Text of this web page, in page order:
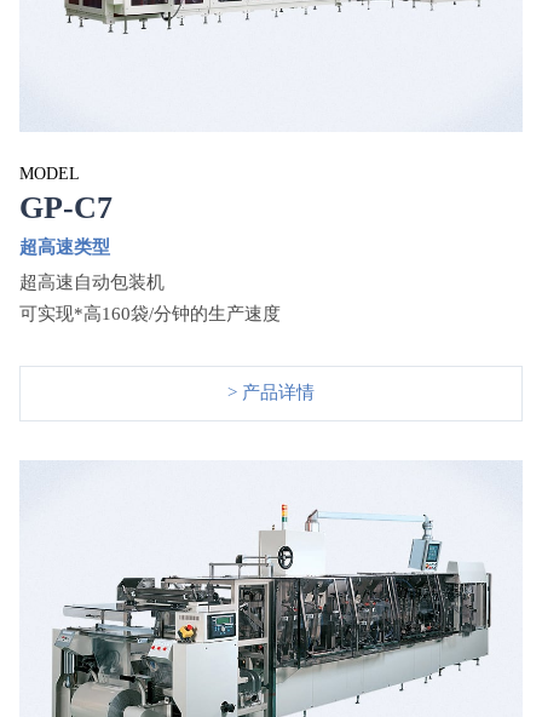
MODEL
GP-C7
超高速类型
超高速自动包装机
可实现*高160袋/分钟的生产速度
> 产品详情